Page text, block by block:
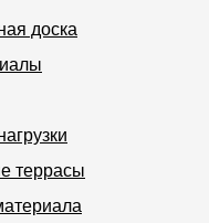
доска
террасы